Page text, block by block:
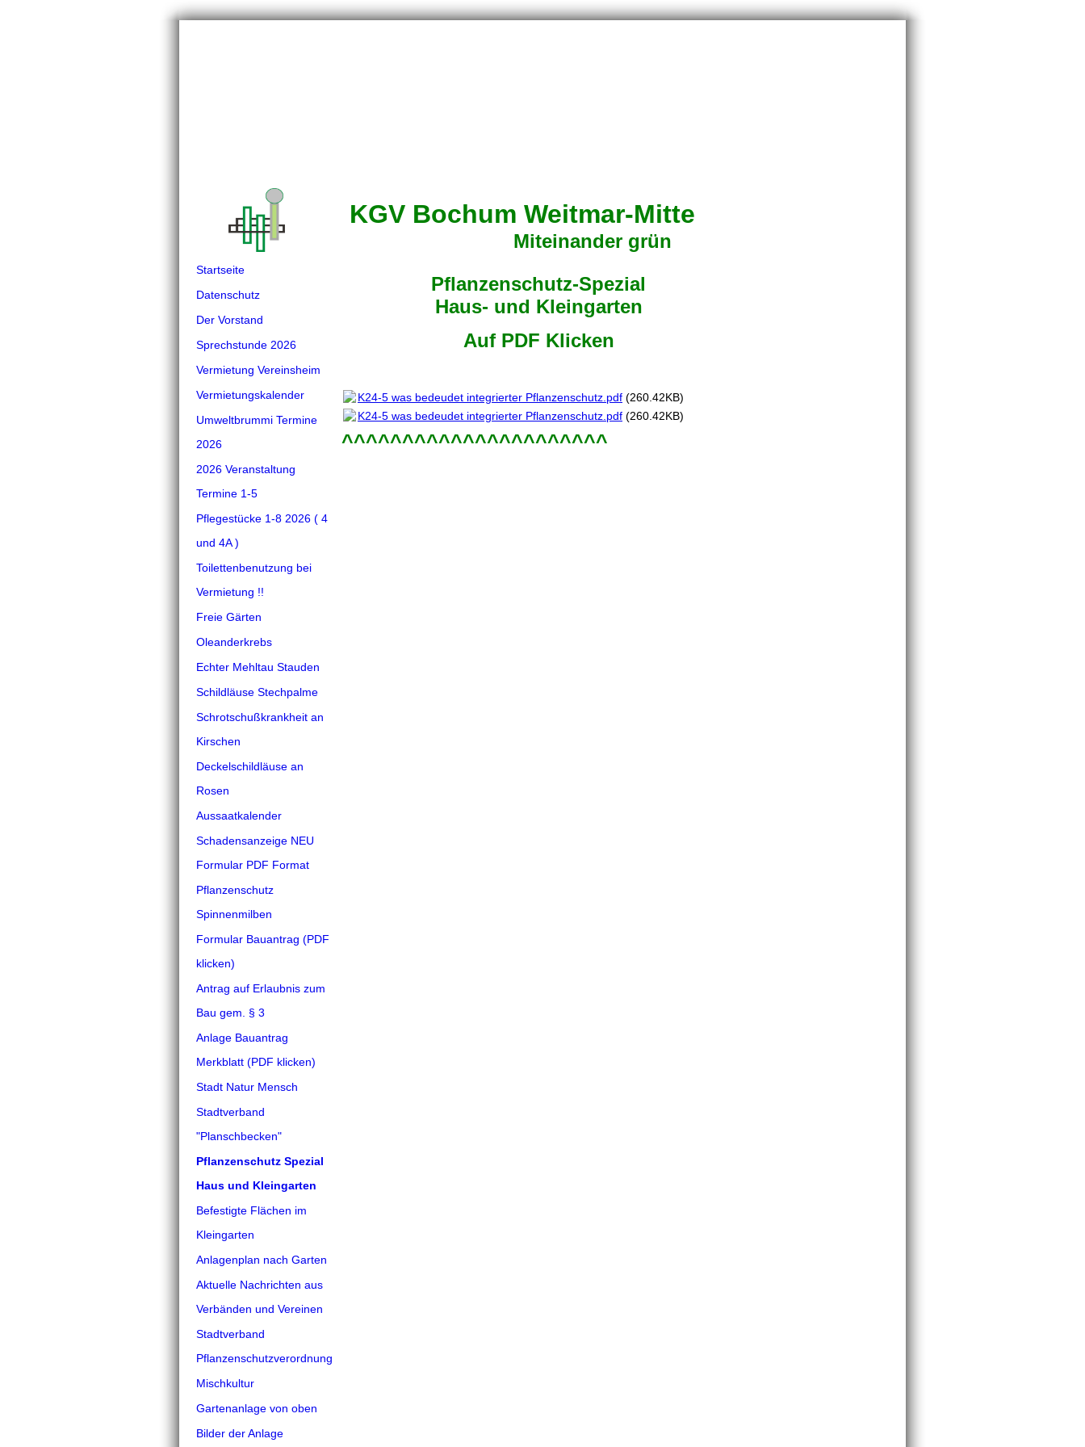
KGV Bochum Weitmar-Mitte
Miteinander grün
Startseite
Datenschutz
Der Vorstand
Sprechstunde 2026
Vermietung Vereinsheim
Vermietungskalender
Umweltbrummi Termine
2026
2026 Veranstaltung
Termine 1-5
Pflegestücke 1-8 2026 ( 4
und 4A )
Toilettenbenutzung bei
Vermietung !!
Freie Gärten
Oleanderkrebs
Echter Mehltau Stauden
Schildläuse Stechpalme
Schrotschußkrankheit an
Kirschen
Deckelschildläuse an
Rosen
Aussaatkalender
Schadensanzeige NEU
Formular PDF Format
Pflanzenschutz
Spinnenmilben
Formular Bauantrag (PDF
klicken)
Antrag auf Erlaubnis zum
Bau gem. § 3
Anlage Bauantrag
Merkblatt (PDF klicken)
Stadt Natur Mensch
Stadtverband
"Planschbecken"
Pflanzenschutz Spezial
Haus und Kleingarten
Befestigte Flächen im
Kleingarten
Anlagenplan nach Garten
Aktuelle Nachrichten aus
Verbänden und Vereinen
Stadtverband
Pflanzenschutzverordnung
Mischkultur
Gartenanlage von oben
Bilder der Anlage
Pflanzenschutz-Spezial
Haus- und Kleingarten
Auf PDF Klicken
K24-5 was bedeudet integrierter Pflanzenschutz.pdf (260.42KB)
K24-5 was bedeudet integrierter Pflanzenschutz.pdf (260.42KB)
^^^^^^^^^^^^^^^^^^^^^^